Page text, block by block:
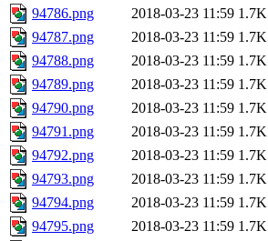
94786.png
2018-03-23 11:59 1.7K
94787.png
2018-03-23 11:59 1.7K
94788.png
2018-03-23 11:59 1.7K
94789.png
2018-03-23 11:59 1.7K
94790.png
2018-03-23 11:59 1.7K
94791.png
2018-03-23 11:59 1.7K
94792.png
2018-03-23 11:59 1.7K
94793.png
2018-03-23 11:59 1.7K
94794.png
2018-03-23 11:59 1.7K
94795.png
2018-03-23 11:59 1.7K